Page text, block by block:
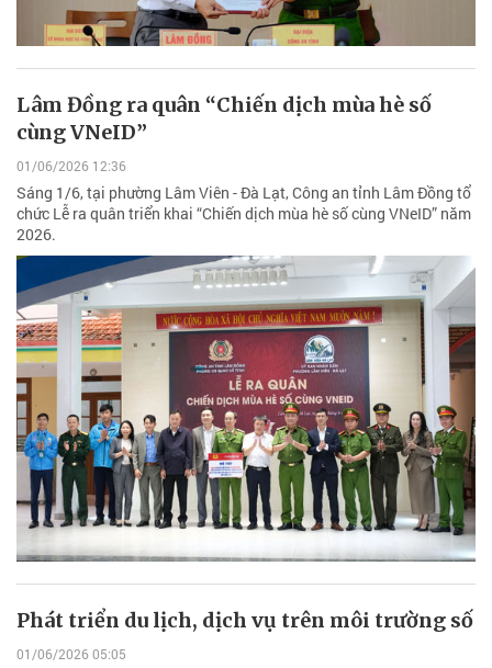
Lâm Đồng ra quân “Chiến dịch mùa hè số
cùng VNeID”
01/06/2026 12:36
Sáng 1/6, tại phường Lâm Viên - Đà Lạt, Công an tỉnh Lâm Đồng tổ
chức Lễ ra quân triển khai “Chiến dịch mùa hè số cùng VNeID” năm
2026.
Phát triển du lịch, dịch vụ trên môi trường số
01/06/2026 05:05